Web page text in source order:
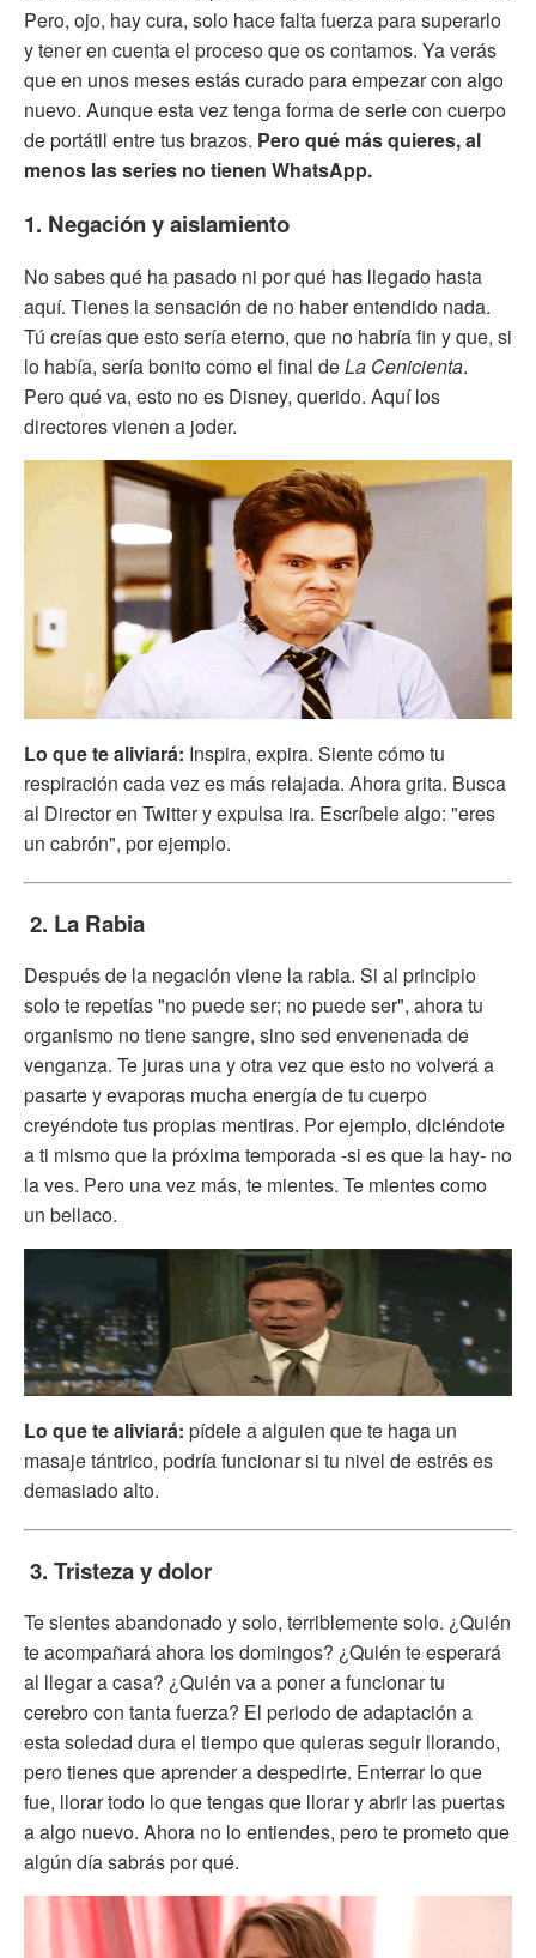
Pero, ojo, hay cura, solo hace falta fuerza para superarlo
y tener en cuenta el proceso que os contamos. Ya verás
que en unos meses estás curado para empezar con algo
nuevo. Aunque esta vez tenga forma de serie con cuerpo
de portátil entre tus brazos. Pero qué más quieres, al
menos las series no tienen WhatsApp.
1. Negación y aislamiento
No sabes qué ha pasado ni por qué has llegado hasta
aquí. Tienes la sensación de no haber entendido nada.
Tú creías que esto sería eterno, que no habría fin y que, si
lo había, sería bonito como el final deLa Cenicienta.
Pero qué va, esto no es Disney, querido. Aquí los
directores vienen a joder.
Lo que te aliviará: Inspira, expira. Siente cómo tu
respiración cada vez es más relajada. Ahora grita. Busca
al Director en Twitter y expulsa ira. Escríbele algo: "eres
un cabrón", por ejemplo.
2. La Rabia
Después de la negación viene la rabia. Si al principio
solo te repetías "no puede ser; no puede ser", ahora tu
organismo no tiene sangre, sino sed envenenada de
venganza. Te juras una y otra vez que esto no volverá a
pasarte y evaporas mucha energía de tu cuerpo
creyéndote tus propias mentiras. Por ejemplo, diciéndote
a ti mismo que la próxima temporada -si es que la hay- no
la ves. Pero una vez más, te mientes. Te mientes como
un bellaco.
Lo que te aliviará: pídele a alguien que te haga un
masaje tántrico, podría funcionar si tu nivel de estrés es
demasiado alto.
3. Tristeza y dolor
Te sientes abandonado y solo, terriblemente solo. ¿Quién
te acompañará ahora los domingos? ¿Quién te esperará
al llegar a casa? ¿Quién va a poner a funcionar tu
cerebro con tanta fuerza? El periodo de adaptación a
esta soledad dura el tiempo que quieras seguir llorando,
pero tienes que aprender a despedirte. Enterrar lo que
fue, llorar todo lo que tengas que llorar y abrir las puertas
a algo nuevo. Ahora no lo entiendes, pero te prometo que
algún día sabrás por qué.